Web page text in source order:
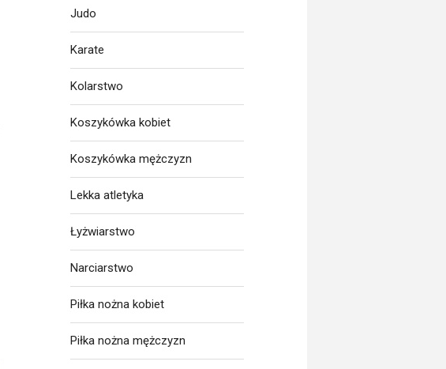
Judo
Karate
Kolarstwo
Koszykówka kobiet
Koszykówka mężczyzn
Lekka atletyka
Łyżwiarstwo
Narciarstwo
Piłka nożna kobiet
Piłka nożna mężczyzn